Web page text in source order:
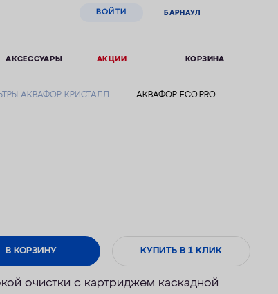
ВОЙТИ БАРНАУЛ
АКСЕССУАРЫ АКЦИИ КОРЗИНА
АКВАФОР КРИСТАЛЛ АКВАФОР ECO PRO
В КОРЗИНУ КУПИТЬ В 1 КЛИК
очистки с картриджем каскадной